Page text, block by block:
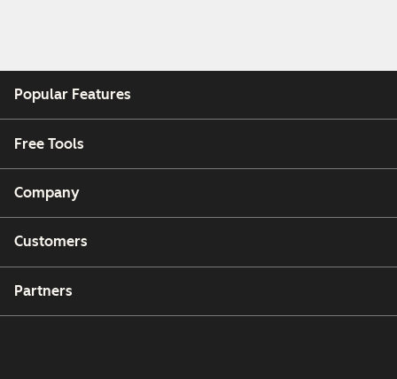
Popular Features
Free Tools
Company
Customers
Partners